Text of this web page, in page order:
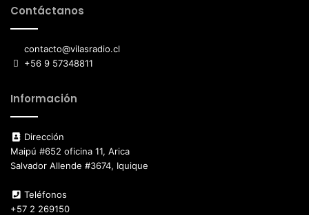
Contáctanos
contacto@vilasradio.cl
+56 9 57348811
Información
Dirección
Maipú #652 oficina 11, Arica
Salvador Allende #3674, Iquique
Teléfonos
+57 2 269150